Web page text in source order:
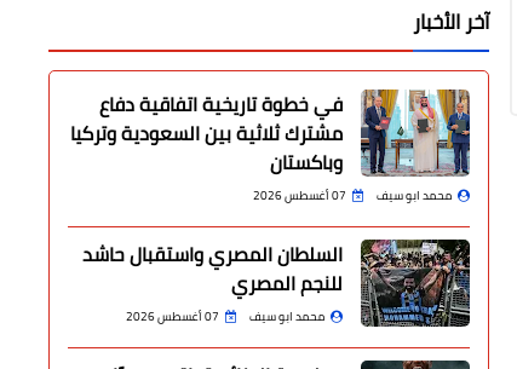
آخر الأخبار
في خطوة تاريخية اتفاقية دفاع
مشترك ثلاثية بين السعودية وتركيا
وباكستان
محمد ابو سيف 07 أغسطس 2026
السلطان المصري واستقبال حاشد
للنجم المصري
محمد ابو سيف 07 أغسطس 2026